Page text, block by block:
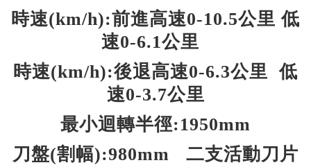
時速(km/h):前進高速0-10.5公里 低
速0-6.1公里
時速(km/h):後退高速0-6.3公里 低
速0-3.7公里
最小迴轉半徑:1950mm
刀盤(割幅):980mm 二支活動刀片